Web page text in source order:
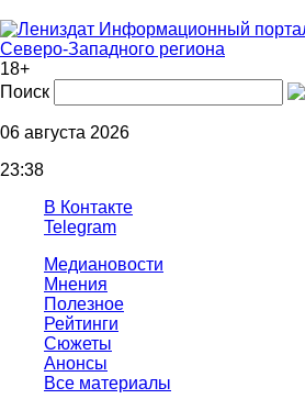
Информационный
Северо-Западного региона
18+
Поиск
06 августа 2026
23:38
В Контакте
Telegram
Медиановости
Мнения
Полезное
Рейтинги
Сюжеты
Анонсы
Все материалы